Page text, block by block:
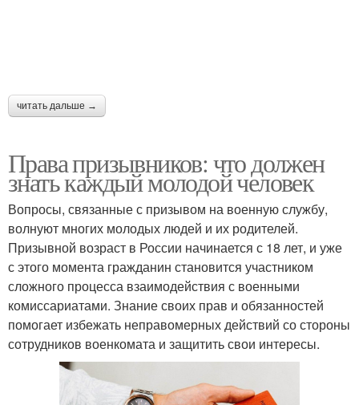
читать дальше →
Права призывников: что должен
знать каждый молодой человек
Вопросы, связанные с призывом на военную службу,
волнуют многих молодых людей и их родителей.
Призывной возраст в России начинается с 18 лет, и уже
с этого момента гражданин становится участником
сложного процесса взаимодействия с военными
комиссариатами. Знание своих прав и обязанностей
помогает избежать неправомерных действий со стороны
сотрудников военкомата и защитить свои интересы.